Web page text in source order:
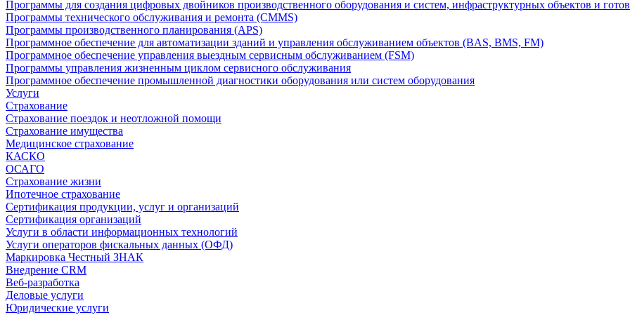
Программы для создания цифровых двойников производственного оборудования и систем, инфраструктурных объектов и
Программы технического обслуживания и ремонта (CMMS)
Программы производственного планирования (APS)
Программное обеспечение для автоматизации зданий и управления обслуживанием объектов (BAS, BMS, FM)
Программное обеспечение управления выездным сервисным обслуживанием (FSM)
Программы управления жизненным циклом сервисного обслуживания
Программное обеспечение промышленной диагностики оборудования или систем оборудования
Услуги
Страхование
Страхование поездок и неотложной помощи
Страхование имущества
Медицинское страхование
КАСКО
ОСАГО
Страхование жизни
Ипотечное страхование
Сертификация продукции, услуг и организаций
Сертификация организаций
Услуги в области информационных технологий
Услуги операторов фискальных данных (ОФД)
Маркировка Честный ЗНАК
Внедрение CRM
Веб-разработка
Деловые услуги
Юридические услуги